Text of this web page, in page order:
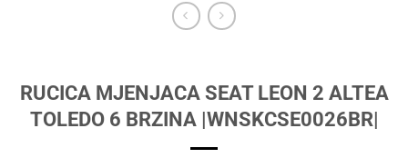
RUCICA MJENJACA SEAT LEON 2 ALTEA
TOLEDO 6 BRZINA |WNSKCSE0026BR|